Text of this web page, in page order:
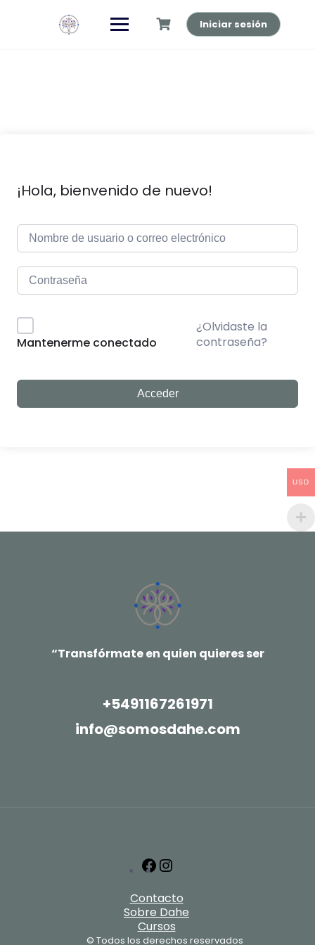
Iniciar sesión
¡Hola, bienvenido de nuevo!
Mantenerme conectado
¿Olvidaste la
contraseña?
Acceder
“Transfórmate en quien quieres ser
+5491167261971
info@somosdahe.com
Facebook
Contacto
Sobre Dahe
Cursos
© Todos los derechos reservados
USD